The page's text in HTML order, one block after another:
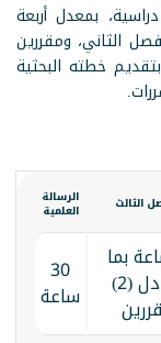
بمعدل أربعة
الثاني، ومقررين
خطته البحثية
الثالث الرسالة
العلمية
بما
يعادل (2) 30
ساعة